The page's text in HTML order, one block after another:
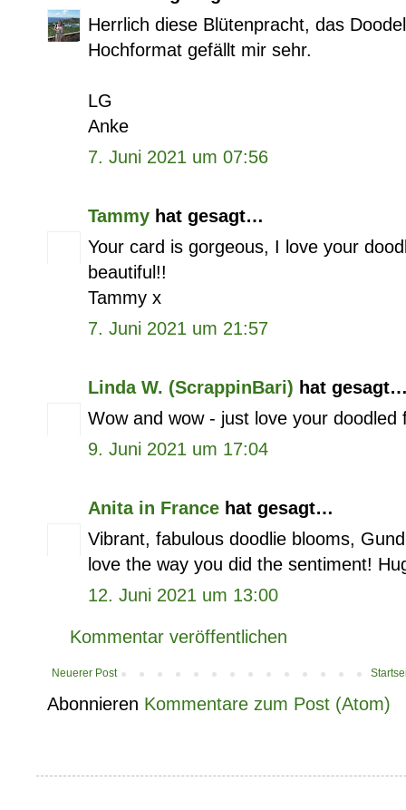
Herrlich diese Blütenpracht, das
Hochformat gefällt mir sehr.
LG
Anke
7. Juni 2021 um 07:56
Tammy hat gesagt…
Your card is gorgeous, I love your
beautiful!!
Tammy x
7. Juni 2021 um 21:57
Linda W. (ScrappinBari) hat
Wow and wow - just love your doodled
9. Juni 2021 um 17:04
Anita in France hat gesagt…
Vibrant, fabulous doodlie blooms,
love the way you did the sentiment!
12. Juni 2021 um 13:00
Kommentar veröffentlichen
Neuerer Post
Abonnieren Kommentare zum Post (Atom)